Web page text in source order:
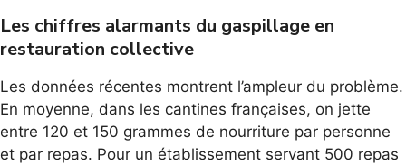
Les chiffres alarmants du gaspillage en
restauration collective
Les données récentes montrent l’ampleur du problème.
En moyenne, dans les cantines françaises, on jette
entre 120 et 150 grammes de nourriture par personne
et par repas. Pour un établissement servant 500 repas